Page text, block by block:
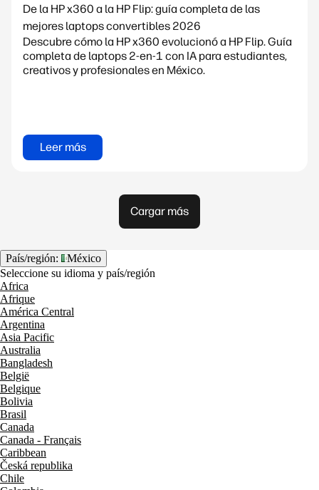
De la HP x360 a la HP Flip: guía completa de las
mejores laptops convertibles 2026
Descubre cómo la HP x360 evolucionó a HP Flip. Guía
completa de laptops 2-en-1 con IA para estudiantes,
creativos y profesionales en México.
Leer más
Cargar más
País/región:
México
Seleccione su idioma y país/región
Africa
Afrique
América Central
Argentina
Asia Pacific
Australia
Bangladesh
België
Belgique
Bolivia
Brasil
Canada
Canada - Français
Caribbean
Česká republika
Chile